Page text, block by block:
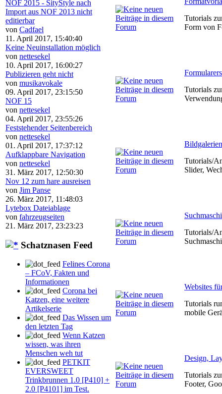
NOF 2015 - SityStyle nach
Import aus NOF 2013 nicht
editierbar
von Cadfael
11. April 2017, 15:40:40
Keine Neuinstallation möglich
von nettesekel
10. April 2017, 16:00:27
Publizieren geht nicht
von musikavokale
09. April 2017, 23:15:50
NOF 15
von nettesekel
04. April 2017, 23:55:26
Feststehender Seitenbereich
von nettesekel
01. April 2017, 17:37:12
Aufklappbare Navigation
von nettesekel
31. März 2017, 12:50:30
Nov 12 zum hare ausreisen
von Jim Panse
26. März 2017, 11:48:03
Lytebox Dateiablage
von fahrzeugseiten
21. März 2017, 23:23:23
Schatznasen Feed
Felines Corona
– FCoV, Fakten und
Informationen
Corona bei
Katzen, eine weitere
Artikelserie
Das Wissen um
den letzten Tag
Wenn Katzen
wissen, was ihren
Menschen weh tut
PETKIT
EVERSWEET
Trinkbrunnen 1.0 [P410] +
2.0 [P4101] im Test.
Tutorials
Form von
Tutorials
Tutorials/
Slider,
Tutorials/
Websites
Tutorials
mobile
Design,
Tutorials
Footer,